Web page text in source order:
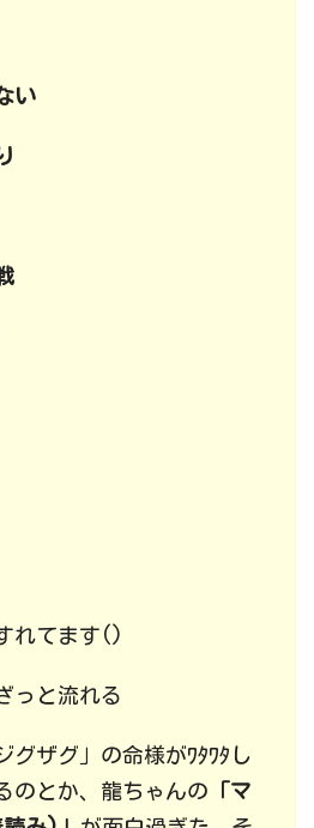
い
れてます()
っと流れる
グザグ」の命様がﾜﾀﾜﾀし
のとか、 龍ちゃんの 「マ